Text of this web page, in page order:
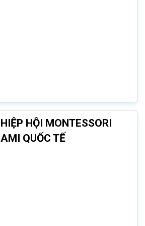
HIỆP HỘI MONTESSORI
AMI QUỐC TẾ